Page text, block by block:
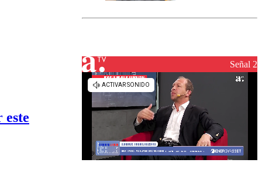
el fin de la
reconstrucciónSeñal 2